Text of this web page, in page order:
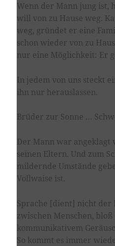
Wenn der Mann jung ist,
will von zu Hause weg.
weg, gründet er eine
schon wieder von zu
nur eine Möglichkeit: Er
In jedem von uns steckt
ihn nur herauslassen.
Brüder zur Sonne …
Der Mann war angeklagt
seinen Eltern. Und zum
mildernde Umstände
Vollwaise ist.
Sprache [dient] nicht der
zwischen Menschen,
kommunikativem
So kommt es immer